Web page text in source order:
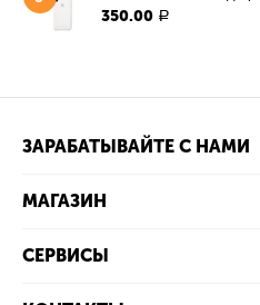
350.00 Р
ЗАРАБАТЫВАЙТЕ С НАМИ
МАГАЗИН
СЕРВИСЫ